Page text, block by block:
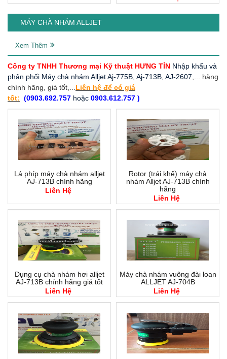
MÁY CHÀ NHÁM ALLJET
Xem Thêm
Công ty TNHH Thương mại Kỹ thuật HƯNG TÍN Nhập khẩu và
phân phối Máy chà nhám Alljet Aj-775B, Aj-713B, AJ-2607 ,... hàng
chính hãng, giá tốt,... Liên hệ để có giá
tốt: (0903.692.757 hoặc 0903.612.757 )
Lá phíp máy chà nhám alljet
AJ-713B chính hãng
Liên Hệ
Rotor (trái khế) máy chà
nhám Alljet AJ-713B chính
hãng
Liên Hệ
Dụng cụ chà nhám hơi alljet
AJ-713B chính hãng giá tốt
Liên Hệ
Máy chà nhám vuông đài loan
ALLJET AJ-704B
Liên Hệ